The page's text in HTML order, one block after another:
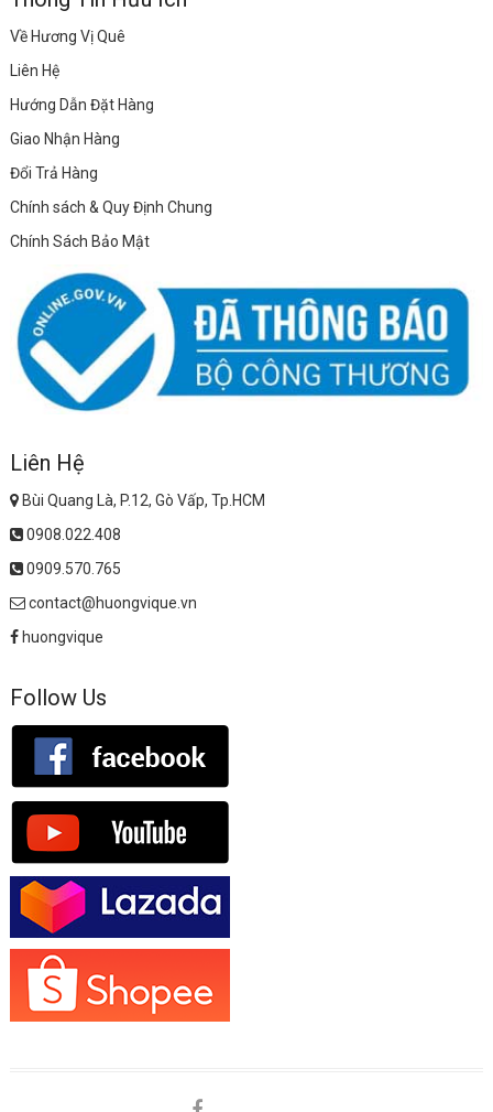
Về Hương Vị Quê
Liên Hệ
Hướng Dẫn Đặt Hàng
Giao Nhận Hàng
Đổi Trả Hàng
Chính sách & Quy Định Chung
Chính Sách Bảo Mật
Liên Hệ
Bùi Quang Là, P.12, Gò Vấp, Tp.HCM
0908.022.408
0909.570.765
contact@huongvique.vn
huongvique
Follow Us